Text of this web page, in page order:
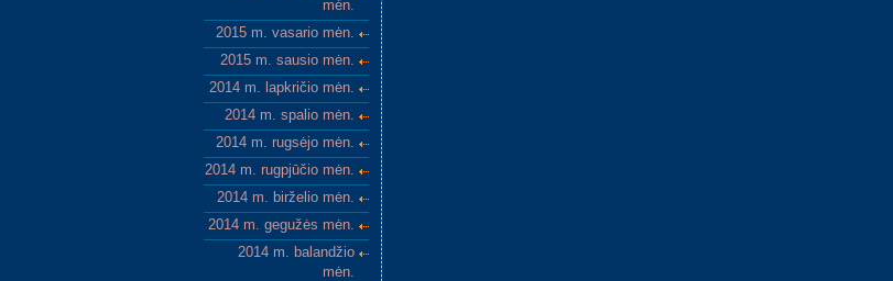
mėn.
2015 m. vasario mėn.
2015 m. sausio mėn.
2014 m. lapkričio mėn.
2014 m. spalio mėn.
2014 m. rugsėjo mėn.
2014 m. rugpjūčio mėn.
2014 m. birželio mėn.
2014 m. gegužės mėn.
2014 m. balandžio
mėn.